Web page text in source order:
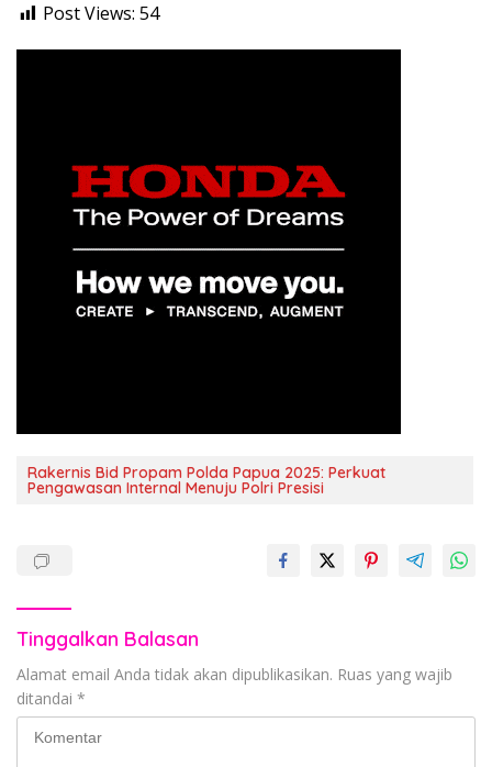
Post Views: 54
Rakernis Bid Propam Polda Papua 2025: Perkuat
Pengawasan Internal Menuju Polri Presisi
Tinggalkan Balasan
Alamat email Anda tidak akan dipublikasikan. Ruas yang wajib
ditandai *